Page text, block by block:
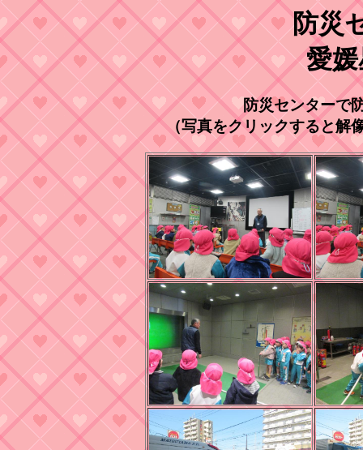
防災
愛
防災センターで
（写真をクリックすると解